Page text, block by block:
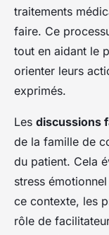
traitements
faire. Ce
tout en aidant le
orienter leurs
exprimés.
Les discussions
de la famille de
du patient. Cela
stress
ce contexte, les
rôle de